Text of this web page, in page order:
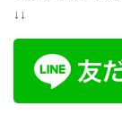
↓↓